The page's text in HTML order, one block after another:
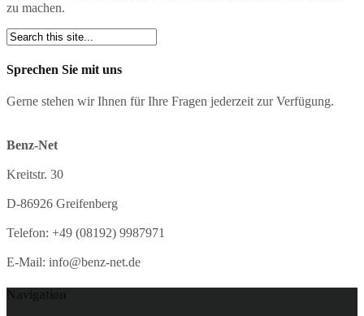
zu machen.
Sprechen Sie mit uns
Gerne stehen wir Ihnen für Ihre Fragen jederzeit zur Verfügung.
Benz-Net
Kreitstr. 30
D-86926 Greifenberg
Telefon: +49 (08192) 9987971
E-Mail: info@benz-net.de